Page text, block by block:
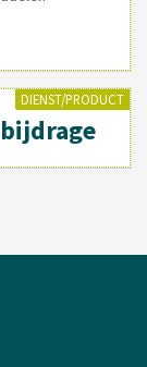
DIENST/PRODUCT